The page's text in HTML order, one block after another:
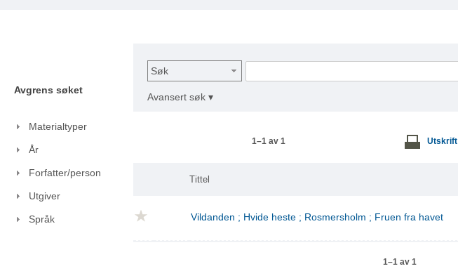
Avgrens søket
Materialtyper
År
Forfatter/person
Utgiver
Språk
Søk
Avansert søk ▾
1–1 av 1 Utskrift
Tittel
Vildanden ; Hvide heste ; Rosmersholm ; Fruen fra havet
1–1 av 1